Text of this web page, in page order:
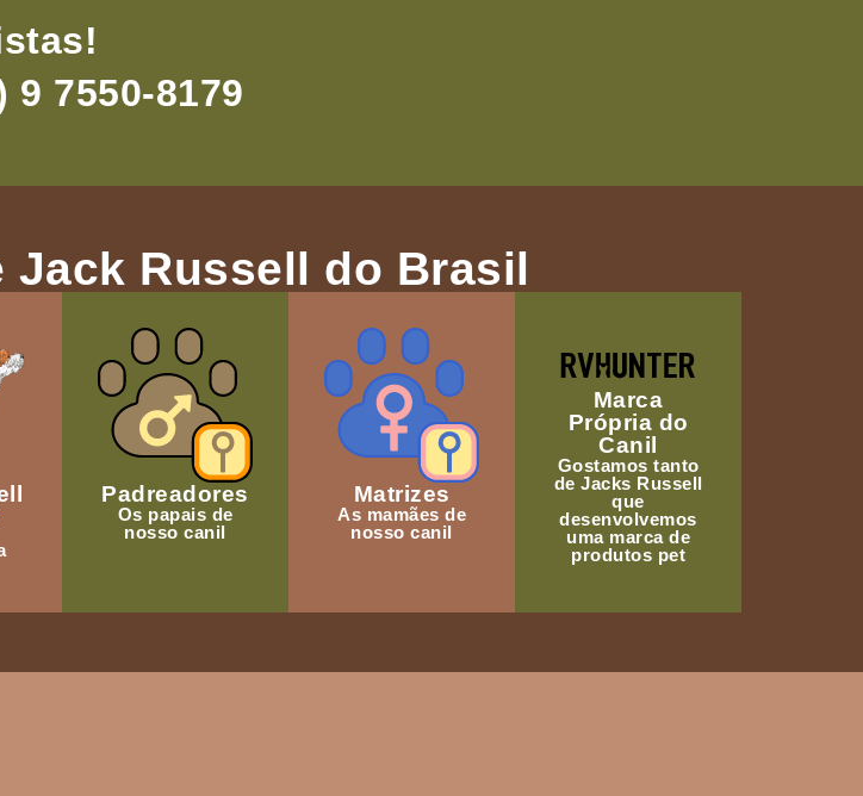
9 7550-8179
Jack Russell do Brasil
Padreadores
Os papais de
nosso canil
Matrizes
As mamães de
nosso canil
Marca
Própria do
Canil
Gostamos tanto
de Jacks Russell
que
desenvolvemos
uma marca de
produtos pet